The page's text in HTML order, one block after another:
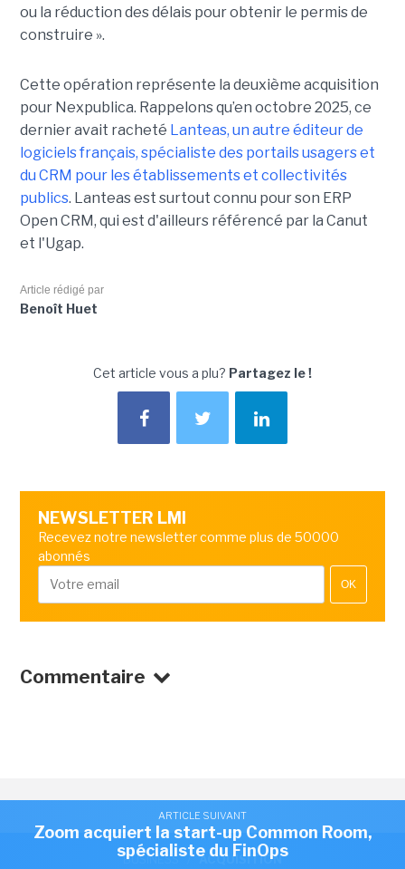
ou la réduction des délais pour obtenir le permis de
construire ».
Cette opération représente la deuxième acquisition
pour Nexpublica. Rappelons qu’en octobre 2025, ce
dernier avait racheté Lanteas, un autre éditeur de
logiciels français, spécialiste des portails usagers et
du CRM pour les établissements et collectivités
publics. Lanteas est surtout connu pour son ERP
Open CRM, qui est d'ailleurs référencé par la Canut
et l'Ugap.
Article rédigé par
Benoît Huet
Cet article vous a plu? Partagez le !
NEWSLETTER LMI
Recevez notre newsletter comme plus de 50000
abonnés
OK
Commentaire
ARTICLE SUIVANT
Zoom acquiert la start-up Common Room,
spécialiste du FinOps
BUSINESS / ACQUISITION